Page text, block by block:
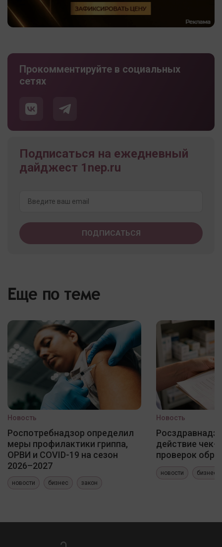
Прокомментируйте в социальных
сетях
Подписаться на ежедневный
дайджест 1nep.ru
Еще по теме
Новость
Роспотребнадзор определил
меры профилактики гриппа,
ОРВИ и COVID-19 на сезон
2026–2027
новости бизнес закон
Новость
действие чек-
проверок
новости бизнес